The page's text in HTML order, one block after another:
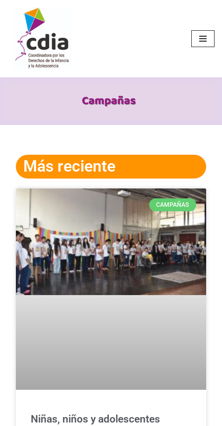
contenido
Más reciente
CAMPAÑAS
Niñas, niños y adolescentes